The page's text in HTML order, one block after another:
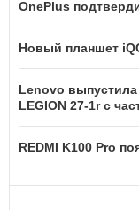
OnePlus
Новый планшет
Lenovo
LEGION 27-1r с
REDMI K100 Pro